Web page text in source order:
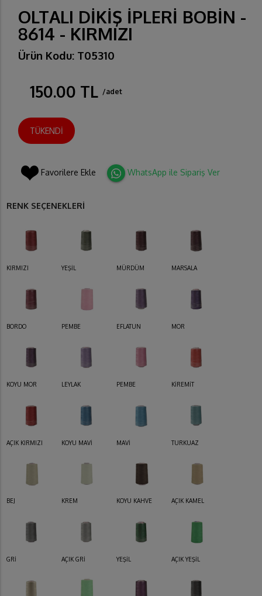
OLTALI DİKİŞ İPLERİ BOBİN -
8614 - KIRMIZI
Ürün Kodu: T05310
150.00 TL /adet
TÜKENDİ
Favorilere Ekle WhatsApp ile Sipariş Ver
RENK SEÇENEKLERİ
KIRMIZI YEŞİL MÜRDÜM MARSALA
BORDO PEMBE EFLATUN MOR
KOYU MOR LEYLAK PEMBE KİREMİT
AÇIK KIRMIZI KOYU MAVİ MAVİ TURKUAZ
BEJ KREM KOYU KAHVE AÇIK KAMEL
GRİ AÇIK GRİ YEŞİL AÇIK YEŞİL